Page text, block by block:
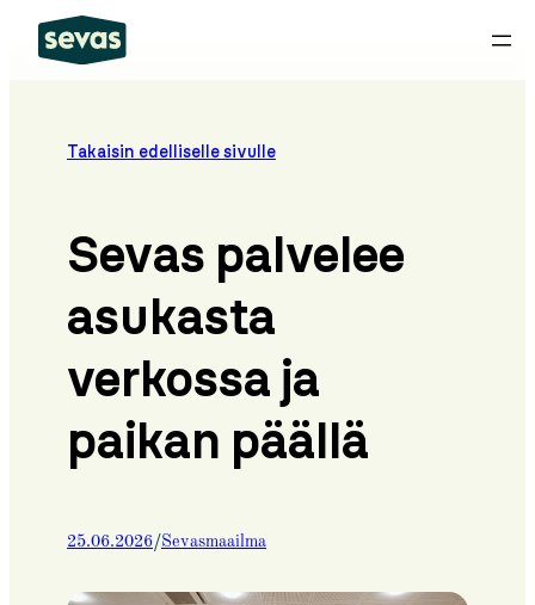
Siirry
sisältöön
Takaisin edelliselle sivulle
Sevas palvelee
asukasta
verkossa ja
paikan päällä
25.06.2026/Sevasmaailma